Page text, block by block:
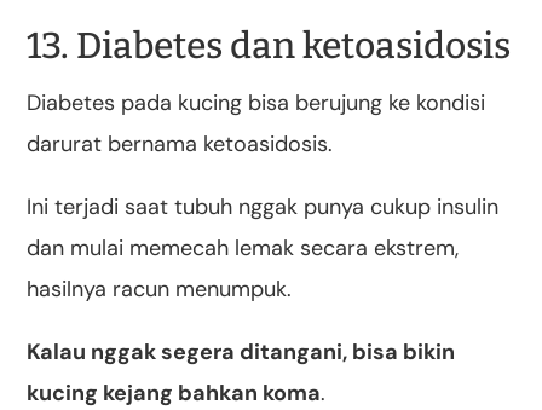
13. Diabetes dan ketoasidosis
Diabetes pada kucing bisa berujung ke kondisi
darurat bernama ketoasidosis.
Ini terjadi saat tubuh nggak punya cukup insulin
dan mulai memecah lemak secara ekstrem,
hasilnya racun menumpuk.
Kalau nggak segera ditangani, bisa bikin
kucing kejang bahkan koma.